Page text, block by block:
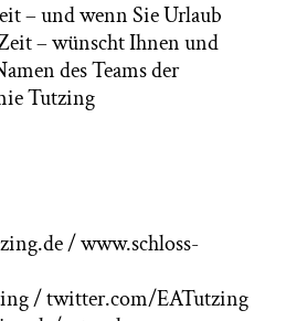
– und wenn Sie Urlaub
– wünscht Ihnen und
des Teams der
Tutzing
/ www.schloss-
/ twitter.com/EATutzing